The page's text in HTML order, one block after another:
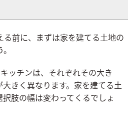
る前に、まずは家を建てる土地の
ッチンは、それぞれその大き
大きく異なります。家を建てる土
肢の幅は変わってくるでしょ